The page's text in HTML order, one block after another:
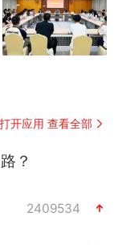
打开应用 查看全部
？
2409534